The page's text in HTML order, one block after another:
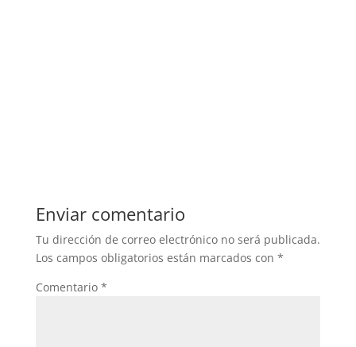
Enviar comentario
Tu dirección de correo electrónico no será publicada.
Los campos obligatorios están marcados con *
Comentario *